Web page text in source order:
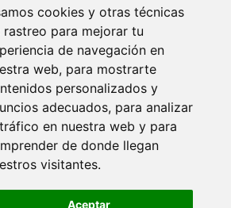
cookies y otras técnicas
rastreo para mejorar tu
de navegación en
web, para mostrarte
personalizados y
adecuados, para analizar
en nuestra web y para
de donde llegan
visitantes.
Aceptar
Trees.org
plantamos un árbol. Leer más